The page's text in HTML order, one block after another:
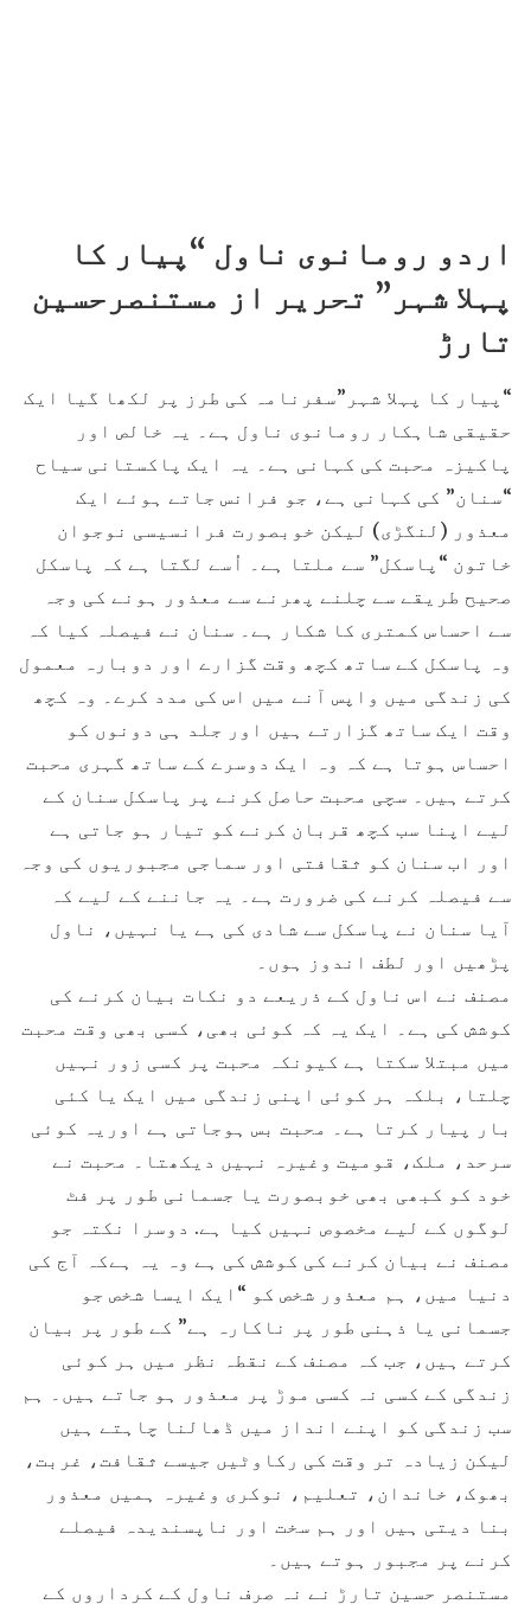
اردو رومانوی ناول “پیار کا
پہلا شہر” تحریر از مستنصرحسین
تارڑ
“پیار کا پہلا شہر”سفرنامہ کی طرز پر لکھا گیا ایک
حقیقی شاہکار رومانوی ناول ہے۔ یہ خالص اور
پاکیزہ محبت کی کہانی ہے۔ یہ ایک پاکستانی سیاح
“سنان” کی کہانی ہے، جو فرانس جاتے ہوئے ایک
معذور (لنگڑی) لیکن خوبصورت فرانسیسی نوجوان
خاتون “پاسکل” سے ملتا ہے۔ اُسے لگتا ہے کہ پاسکل
صحیح طریقے سے چلنے پھرنے سے معذور ہونے کی وجہ
سے احساس کمتری کا شکار ہے۔ سنان نے فیصلہ کیا کہ
وہ پاسکل کے ساتھ کچھ وقت گزارے اور دوبارہ معمول
کی زندگی میں واپس آنے میں اس کی مدد کرے۔ وہ کچھ
وقت ایک ساتھ گزارتے ہیں اور جلد ہی دونوں کو
احساس ہوتا ہے کہ وہ ایک دوسرے کے ساتھ گہری محبت
کرتے ہیں۔ سچی محبت حاصل کرنے پر پاسکل سنان کے
لیے اپنا سب کچھ قربان کرنے کو تیار ہو جاتی ہے
اور اب سنان کو ثقافتی اور سماجی مجبوریوں کی وجہ
سے فیصلہ کرنے کی ضرورت ہے۔ یہ جاننے کے لیے کہ
آیا سنان نے پاسکل سے شادی کی ہے یا نہیں، ناول
پڑھیں اور لطف اندوز ہوں۔
مصنف نے اس ناول کے ذریعے دو نکات بیان کرنے کی
کوشش کی ہے۔ ایک یہ کہ کوئی بھی، کسی بھی وقت محبت
میں مبتلا سکتا ہے کیونکہ محبت پر کسی زور نہیں
چلتا، بلکہ ہر کوئی اپنی زندگی میں ایک یا کئی
بار پیار کرتا ہے۔ محبت بس ہوجاتی ہے اوریہ کوئی
سرحد، ملک، قومیت وغیرہ نہیں دیکھتا۔ محبت نے
خود کو کبھی بھی خوبصورت یا جسمانی طور پر فٹ
لوگوں کے لیے مخصوص نہیں کیا ہے. دوسرا نکتہ جو
مصنف نے بیان کرنے کی کوشش کی ہے وہ یہ ہےکہ آج کی
دنیا میں، ہم معذور شخص کو “ایک ایسا شخص جو
جسمانی یا ذہنی طور پر ناکارہ ہے” کے طور پر بیان
کرتے ہیں، جب کہ مصنف کے نقطہ نظر میں ہر کوئی
زندگی کے کسی نہ کسی موڑ پر معذور ہو جاتے ہیں۔ ہم
سب زندگی کو اپنے انداز میں ڈھالنا چاہتے ہیں
لیکن زیادہ تر وقت کی رکاوٹیں جیسے ثقافت، غربت،
بھوک، خاندان، تعلیم، نوکری وغیرہ ہمیں معذور
بنا دیتی ہیں اور ہم سخت اور ناپسندیدہ فیصلے
کرنے پر مجبور ہوتے ہیں۔
مستنصر حسین تارڑ نے نہ صرف ناول کے کرداروں کے